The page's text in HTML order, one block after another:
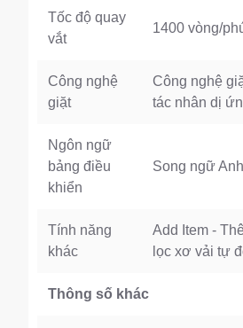
Tốc độ quay
vắt
1400 vòng/
Công nghệ
giặt
Công nghệ
tác nhân dị
Ngôn ngữ
bảng điều
khiển
Song ngữ
Tính năng
khác
Add Item -
lọc xơ vải tự
Thông số khác